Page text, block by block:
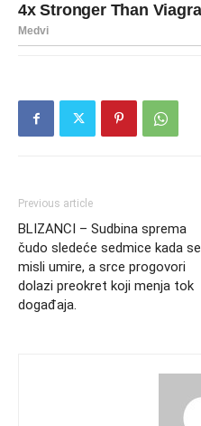
Previous article
BLIZANCI – Sudbina sprema
čudo sledeće sedmice kada se
misli umire, a srce progovori
dolazi preokret koji menja tok
događaja.